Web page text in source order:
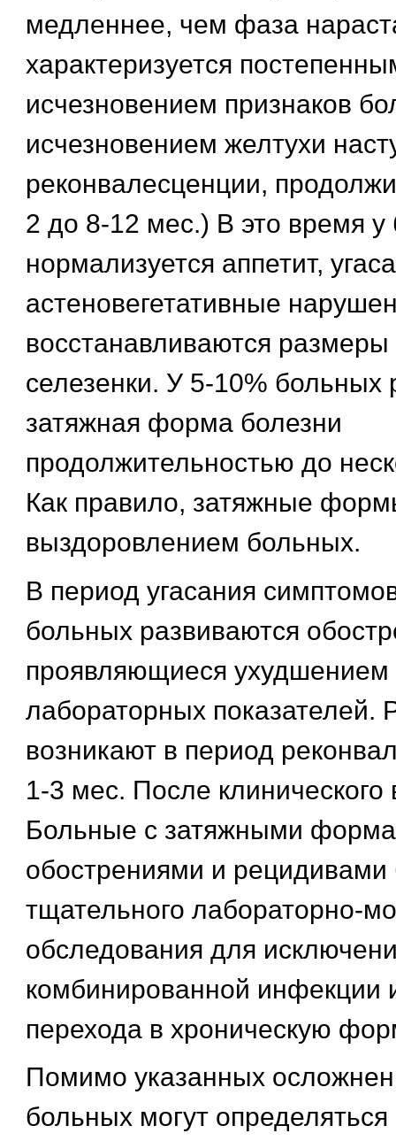
медленнее, чем фаза
характеризуется
исчезновением признаков
исчезновением желтухи
реконвалесценции,
2 до 8-12 мес.) В это время у
нормализуется аппетит,
астеновегетативные
восстанавливаются размеры
селезенки. У 5-10% больных
затяжная форма болезни
продолжительностью до
Как правило, затяжные
выздоровлением больных.
В период угасания
больных развиваются
проявляющиеся ухудшением
лабораторных показателей.
возникают в период
1-3 мес. После
Больные с затяжными
обострениями и рецидивами
тщательного лабораторно-
обследования для
комбинированной инфекции
перехода в хроническую
Помимо указанных
больных могут определяться